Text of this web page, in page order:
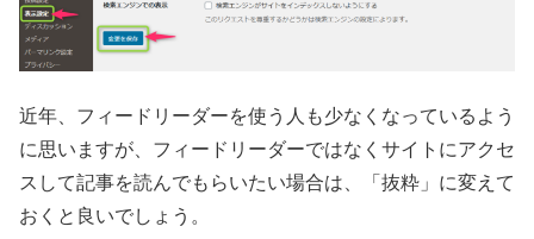
近年、フィードリーダーを使う人も少なくなっているよう
に思いますが、フィードリーダーではなくサイトにアクセ
スして記事を読んでもらいたい場合は、「抜粋」に変えて
おくと良いでしょう。